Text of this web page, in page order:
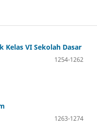
VI Sekolah Dasar
1254-1262
1263-1274